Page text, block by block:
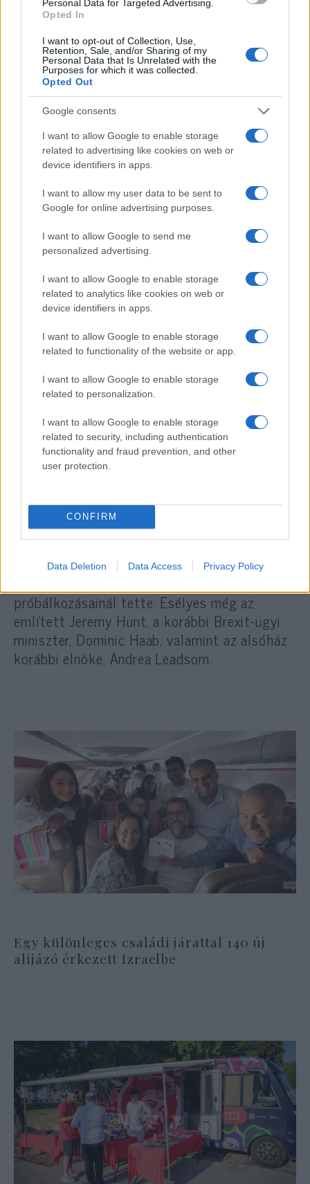
Personal Data for Targeted Advertising.
Opted In
I want to opt-out of Collection, Use,
Retention, Sale, and/or Sharing of my
Personal Data that Is Unrelated with the
Purposes for which it was collected.
Opted Out
Google consents
I want to allow Google to enable storage
related to advertising like cookies on web or
device identifiers in apps.
I want to allow my user data to be sent to
Google for online advertising purposes.
I want to allow Google to send me
personalized advertising.
I want to allow Google to enable storage
related to analytics like cookies on web or
device identifiers in apps.
I want to allow Google to enable storage
related to functionality of the website or app.
I want to allow Google to enable storage
related to personalization.
I want to allow Google to enable storage
related to security, including authentication
functionality and fraud prevention, and other
user protection.
CONFIRM
Data Deletion Data Access Privacy Policy
felmenői. „Anyai ágon voltak zsidók a
rabbik is”. Johnson egyébként érdekes
felmenőkkel rendelkezik, akik között van az
Ifjú Törökök által kivégzett újságíró, de angol
király is.
Az anglikán Johnson
vendégkönyvébe: „Nagy
kiváltság, hogy életemben
először itt járhattam a Falnál és
csatlakozhattam azokhoz, akik
Jeruzsálem békességéért
imádkoznak.”
May lemondása után Johnson elismerően
nyilatkozott a miniszterelnökről annak
ellenére, hogy korábban mindent megtett,
hogy megbuktassa és sok kérdésben nem
értett vele egyet. Johnson nem osztott meg
részleteket saját kampányáról, de egy svájci
konferencián így nyilatkozott a választásról:
elsődleges feladata az lesz, hogy kilépjen az
EU-ból és befejezze a Brexitet.
A szakértők szerint a pozíció Johnsoné,
próbálkozásainál tette. Esélyes még az
említett Jeremy Hunt, a korábbi Brexit-ügyi
miniszter, Dominic Haab, valamint az alsóház
korábbi elnöke, Andrea Leadsom.
Egy különleges családi járattal 140 új
alijázó érkezett Izraelbe